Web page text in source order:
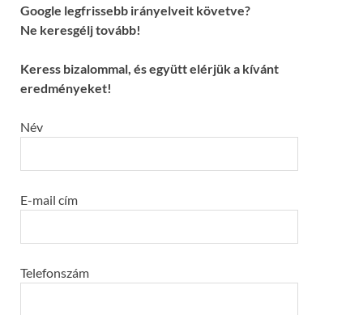
Google legfrissebb irányelveit követve?
Ne keresgélj tovább!
Keress bizalommal, és együtt elérjük a kívánt
eredményeket!
Név
E-mail cím
Telefonszám